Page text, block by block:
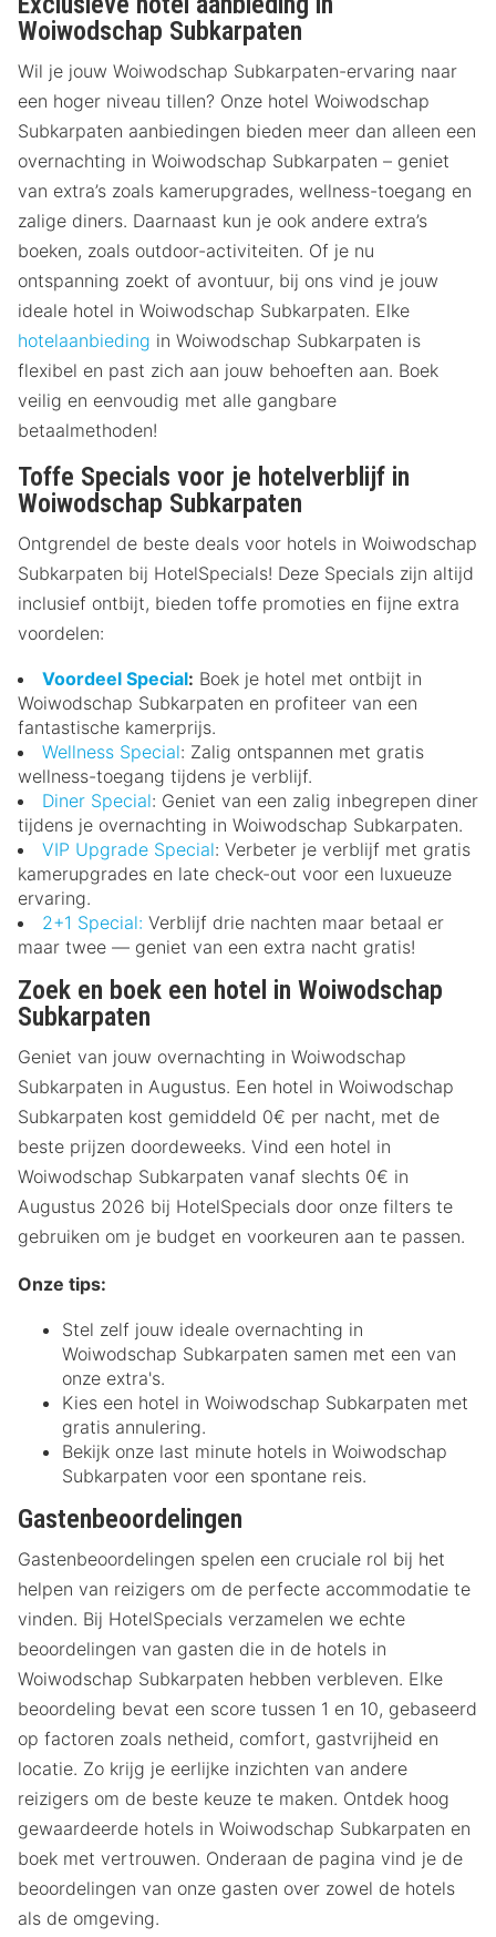
Woiwodschap Subkarpaten
Wil je jouw Woiwodschap Subkarpaten-ervaring naar
een hoger niveau tillen? Onze hotel Woiwodschap
Subkarpaten aanbiedingen bieden meer dan alleen een
overnachting in Woiwodschap Subkarpaten – geniet
van extra’s zoals kamerupgrades, wellness-toegang en
zalige diners. Daarnaast kun je ook andere extra’s
boeken, zoals outdoor-activiteiten. Of je nu
ontspanning zoekt of avontuur, bij ons vind je jouw
ideale hotel in Woiwodschap Subkarpaten. Elke
hotelaanbieding in Woiwodschap Subkarpaten is
flexibel en past zich aan jouw behoeften aan. Boek
veilig en eenvoudig met alle gangbare
betaalmethoden!
Toffe Specials voor je hotelverblijf in
Woiwodschap Subkarpaten
Ontgrendel de beste deals voor hotels in Woiwodschap
Subkarpaten bij HotelSpecials! Deze Specials zijn altijd
inclusief ontbijt, bieden toffe promoties en fijne extra
voordelen:
Voordeel Special: Boek je hotel met ontbijt in
Woiwodschap Subkarpaten en profiteer van een
fantastische kamerprijs.
Wellness Special: Zalig ontspannen met gratis
wellness-toegang tijdens je verblijf.
Diner Special: Geniet van een zalig inbegrepen diner
tijdens je overnachting in Woiwodschap Subkarpaten.
VIP Upgrade Special: Verbeter je verblijf met gratis
kamerupgrades en late check-out voor een luxueuze
ervaring.
2+1 Special: Verblijf drie nachten maar betaal er
maar twee — geniet van een extra nacht gratis!
Zoek en boek een hotel in Woiwodschap
Subkarpaten
Geniet van jouw overnachting in Woiwodschap
Subkarpaten in Augustus. Een hotel in Woiwodschap
Subkarpaten kost gemiddeld 0€ per nacht, met de
beste prijzen doordeweeks. Vind een hotel in
Woiwodschap Subkarpaten vanaf slechts 0€ in
Augustus 2026 bij HotelSpecials door onze filters te
gebruiken om je budget en voorkeuren aan te passen.
Onze tips:
Stel zelf jouw ideale overnachting in
Woiwodschap Subkarpaten samen met een van
onze extra's.
Kies een hotel in Woiwodschap Subkarpaten met
gratis annulering.
Bekijk onze last minute hotels in Woiwodschap
Subkarpaten voor een spontane reis.
Gastenbeoordelingen
Gastenbeoordelingen spelen een cruciale rol bij het
helpen van reizigers om de perfecte accommodatie te
vinden. Bij HotelSpecials verzamelen we echte
beoordelingen van gasten die in de hotels in
Woiwodschap Subkarpaten hebben verbleven. Elke
beoordeling bevat een score tussen 1 en 10, gebaseerd
op factoren zoals netheid, comfort, gastvrijheid en
locatie. Zo krijg je eerlijke inzichten van andere
reizigers om de beste keuze te maken. Ontdek hoog
gewaardeerde hotels in Woiwodschap Subkarpaten en
boek met vertrouwen. Onderaan de pagina vind je de
beoordelingen van onze gasten over zowel de hotels
als de omgeving.